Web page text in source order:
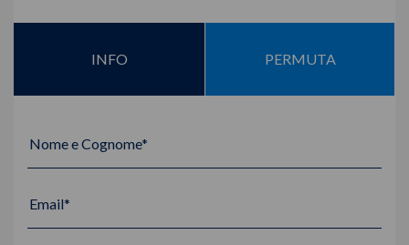
INFO PERMUTA
Nome e Cognome*
Email*